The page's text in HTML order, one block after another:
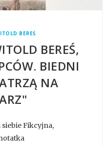
BEREŚ
BEREŚ,
BIEDNI
NA
siebie Fikcyjna,